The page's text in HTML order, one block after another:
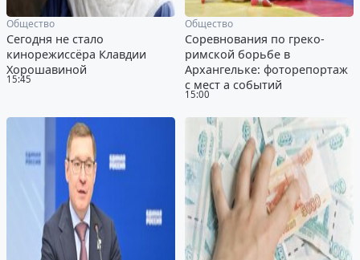
15:45
Общество
Сегодня не стало
кинорежиссёра Клавдии
Хорошавиной
15:00
Общество
Соревнования по греко-
римской борьбе в
Архангельке: фоторепортаж
с мест а событий